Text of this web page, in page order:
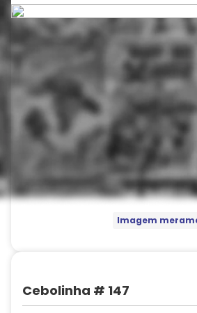
Imagem
Cebolinha # 147